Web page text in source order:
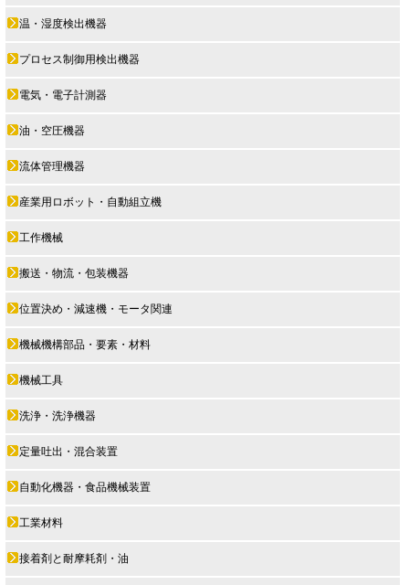
温・湿度検出機器
プロセス制御用検出機器
電気・電子計測器
油・空圧機器
流体管理機器
産業用ロボット・自動組立機
工作機械
搬送・物流・包装機器
位置決め・減速機・モータ関連
機械機構部品・要素・材料
機械工具
洗浄・洗浄機器
定量吐出・混合装置
自動化機器・食品機械装置
工業材料
接着剤と耐摩耗剤・油